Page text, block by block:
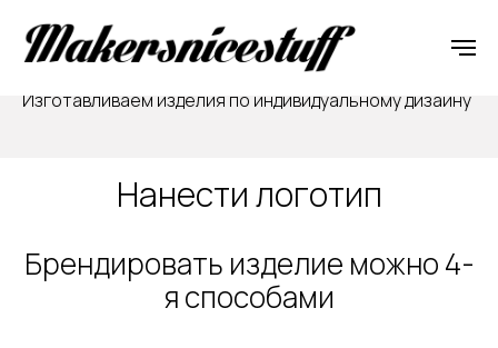
Подберём для вас удобный способ оплаты
Изготавливаем изделия по индивидуальному дизайну
Нанести логотип
Брендировать изделие можно 4-
я способами